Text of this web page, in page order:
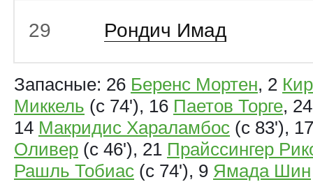
29 Рондич Имад
Запасные: 26 Беренс Мортен, 2
Миккель (с 74'), 16 Паетов Торге,
14 Макридис Хараламбос (с 83'),
Оливер (с 46'), 21 Прайссингер
Рашль Тобиас (с 74'), 9 Ямада Шин